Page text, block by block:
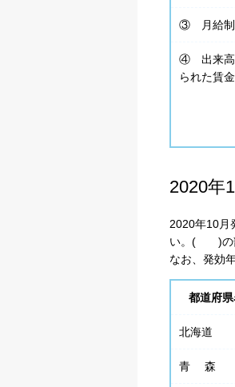
③ 月給制
④ 出来高
られた賃金
2020年
2020年10月
い。( )の部
なお、発効
都道府県
北海道
青 森